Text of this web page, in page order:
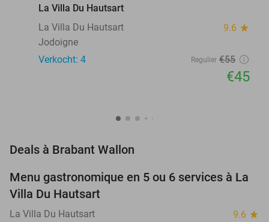
La Villa Du Hautsart
La Villa Du Hautsart
9.6 star
Jodoigne
Verkocht: 4
Regulier €55
€45
Deals à Brabant Wallon
18%
NEW
TODAY
Menu gastronomique en 5 ou 6 services à La
Villa Du Hautsart
La Villa Du Hautsart 9.6 star